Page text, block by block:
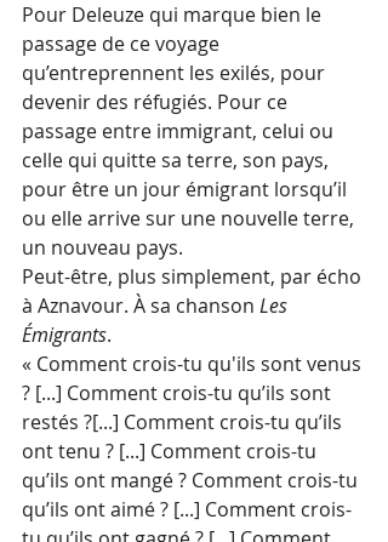
Pour Deleuze qui marque bien le
passage de ce voyage
qu’entreprennent les exilés, pour
devenir des réfugiés. Pour ce
passage entre immigrant, celui ou
celle qui quitte sa terre, son pays,
pour être un jour émigrant lorsqu’il
ou elle arrive sur une nouvelle terre,
un nouveau pays.
Peut-être, plus simplement, par écho
à Aznavour. À sa chanson Les
Émigrants.
« Comment crois-tu qu'ils sont venus
? [...] Comment crois-tu qu’ils sont
restés ?[...] Comment crois-tu qu’ils
ont tenu ? [...] Comment crois-tu
qu’ils ont mangé ? Comment crois-tu
qu’ils ont aimé ? [...] Comment crois-